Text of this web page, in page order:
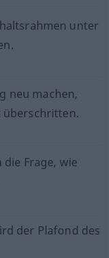
unter
neu machen,
überschritten.
Frage, wie
der Plafond des